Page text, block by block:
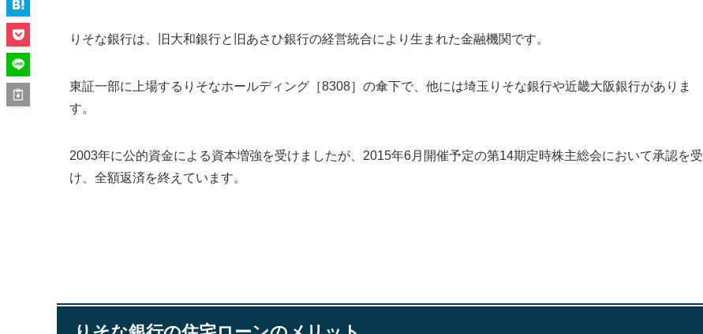
りそな銀行は、旧大和銀行と旧あさひ銀行の経営統合により生まれた金融機関です。
東証一部に上場するりそなホールディング［8308］の傘下で、他には埼玉りそな銀行や近畿大阪銀行がありま
す。
2003年に公的資金による資本増強を受けましたが、2015年6月開催予定の第14期定時株主総会において承認を受
け、全額返済を終えています。